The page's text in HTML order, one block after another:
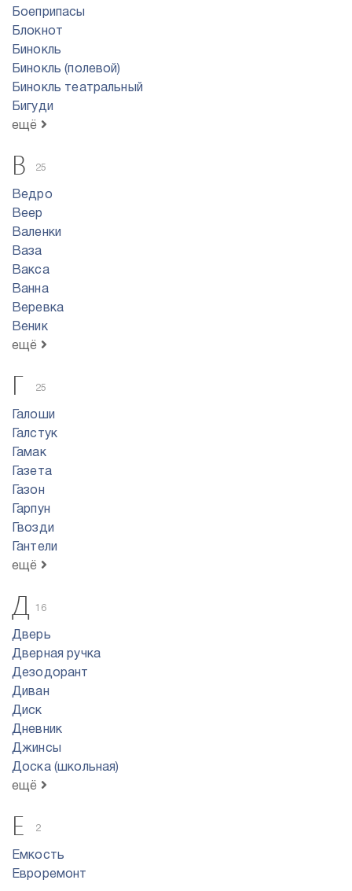
Боеприпасы
Блокнот
Бинокль
Бинокль (полевой)
Бинокль театральный
Бигуди
ещё
В 25
Ведро
Веер
Валенки
Ваза
Вакса
Ванна
Веревка
Веник
ещё
Г 25
Галоши
Галстук
Гамак
Газета
Газон
Гарпун
Гвозди
Гантели
ещё
Д 16
Дверь
Дверная ручка
Дезодорант
Диван
Диск
Дневник
Джинсы
Доска (школьная)
ещё
Е 2
Емкость
Евроремонт